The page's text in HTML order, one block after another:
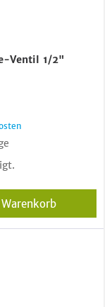
Ventil 1/2"